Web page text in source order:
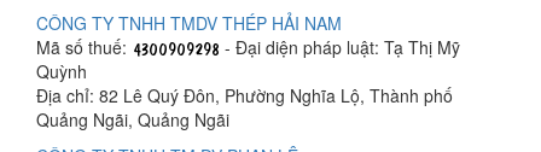
CÔNG TY TNHH TMDV THÉP HẢI NAM
Mã số thuế:
- Đại diện pháp luật: Tạ Thị Mỹ
Quỳnh
Địa chỉ: 82 Lê Quý Đôn, Phường Nghĩa Lộ, Thành phố
Quảng Ngãi, Quảng Ngãi